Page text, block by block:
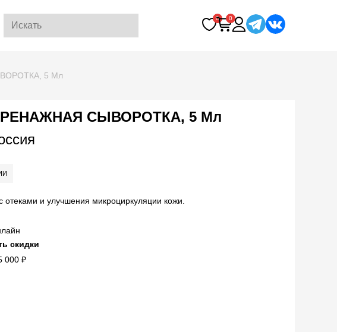
0 0
5 Мл
СЫВОРОТКА, 5 Мл
и улучшения микроциркуляции кожи.
скидки
000 ₽